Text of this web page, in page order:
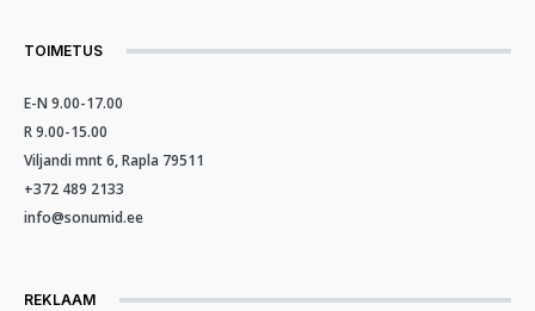
TOIMETUS
E-N 9.00-17.00
R 9.00-15.00
Viljandi mnt 6, Rapla 79511
+372 489 2133
info@sonumid.ee
REKLAAM